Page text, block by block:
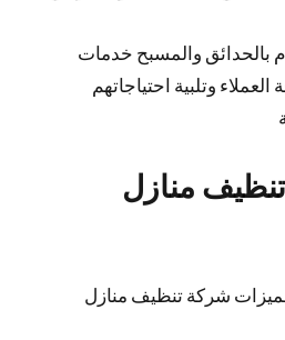
بالحدائق والمسبح خدمات
وتلبية احتياجاتهم
منازل
شركة تنظيف منازل